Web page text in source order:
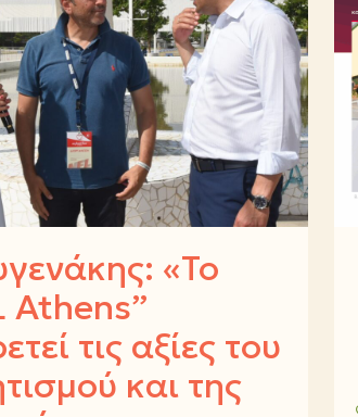
«Το
Athens”
τις αξίες του
και της